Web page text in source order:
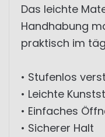
Das leichte
Handhabung
praktisch im
• Stufenlos
• Leichte
• Einfaches
• Sicherer Halt